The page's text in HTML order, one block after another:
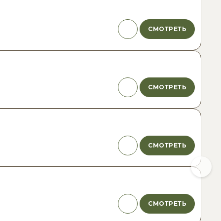
СМОТРЕТЬ
СМОТРЕТЬ
СМОТРЕТЬ
СМОТРЕТЬ